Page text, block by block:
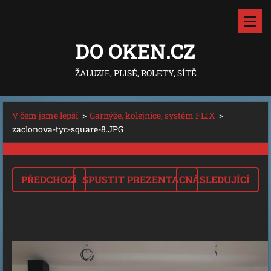
DO OKEN.CZ
ŽALUZIE, PLISÉ, ROLETY, SÍTĚ
V čem jsme lepší > Garnýže, kolejnice, systém FLIX >
zaclonova-tyc-square-8.JPG
PŘEDCHOZÍ SPUSTIT PREZENTACINÁSLEDUJÍCÍ